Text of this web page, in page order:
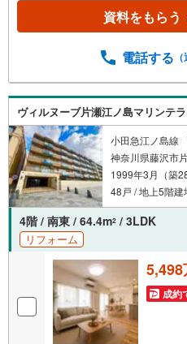
資料をもらう
電話する
ヴィルヌーブ片瀬江ノ島マリンテ
小田急江ノ島線
神奈川県藤沢市
1999年3月（築
48戸 / 地上5階建
4階 / 南東 / 64.4m2 / 3LDK
リフォーム
5,498
成約